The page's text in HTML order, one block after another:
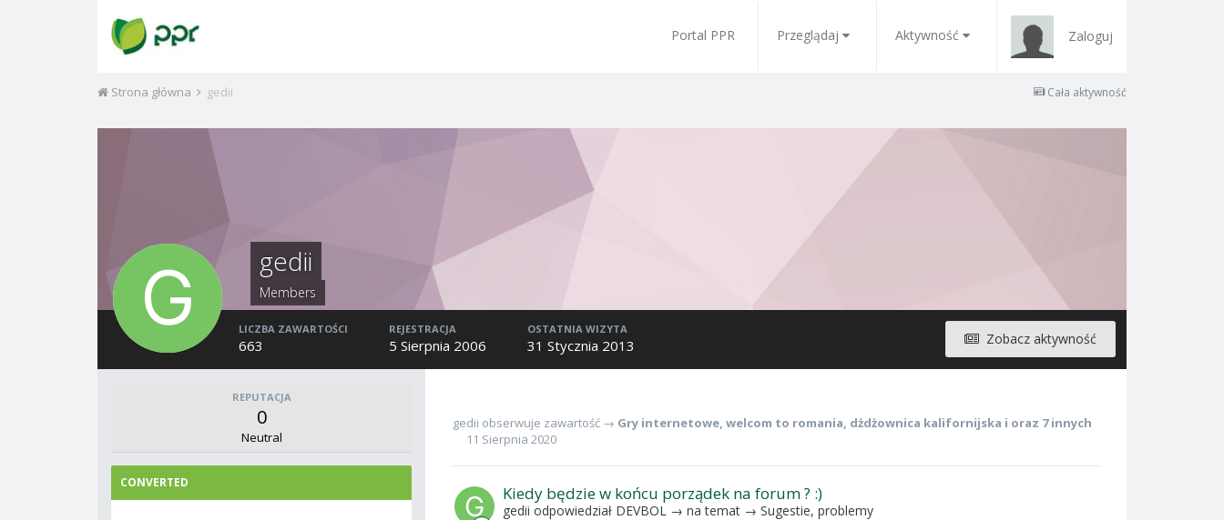
Portal PPR Przeglądaj Aktywność Zaloguj
Cała aktywność
Strona główna gedii
gedii
Members
Zobacz aktywność
LICZBA ZAWARTOŚCI
663
REJESTRACJA
5 Sierpnia 2006
OSTATNIA WIZYTA
31 Stycznia 2013
REPUTACJA
0
Neutral
CONVERTED
gedii obserwuje zawartość → Gry internetowe, welcom to romania, dżdżownica kalifornijska i oraz 7 innych
11 Sierpnia 2020
Kiedy będzie w końcu porządek na forum ? :)
gedii odpowiedział DEVBOL → na temat → Sugestie, problemy